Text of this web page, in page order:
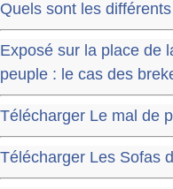
Quels sont les
Exposé sur la place de
peuple : le cas des
Télécharger Le mal de
Télécharger Les Sofas